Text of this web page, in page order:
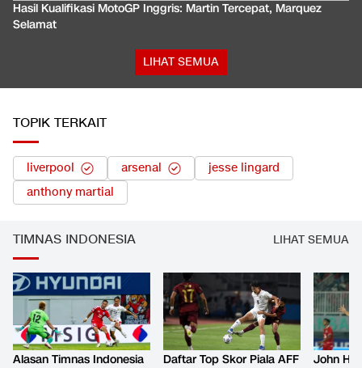
Hasil Kualifikasi MotoGP Inggris: Martin Tercepat, Marquez
Selamat
LIHAT SEMUA
TOPIK TERKAIT
liverpool arsenal
jesse lingard
anthony martial
TIMNAS INDONESIA LIHAT SEMUA
Alasan Timnas Indonesia
Daftar Top Skor Piala AFF
John